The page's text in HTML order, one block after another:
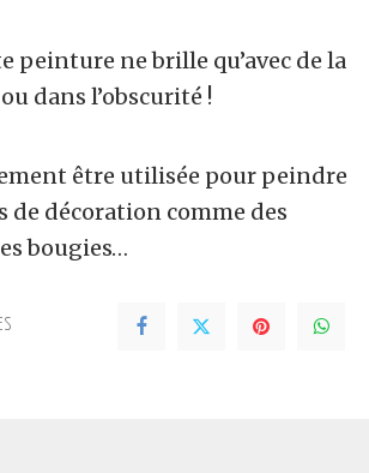
peinture ne brille qu’avec de la
dans l’obscurité !
être utilisée pour peindre
de décoration comme des
bougies…